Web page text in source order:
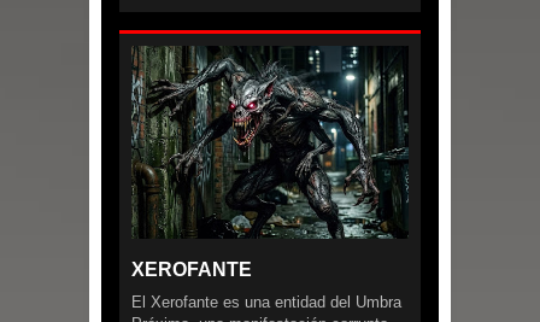
XEROFANTE
El Xerofante es una entidad del Umbra